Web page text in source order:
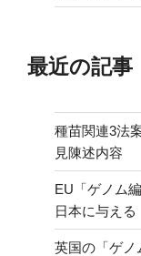
最近の記事
種苗関連3法
見陳述内容
EU「ゲノム
日本に与える
英国の「ゲノ